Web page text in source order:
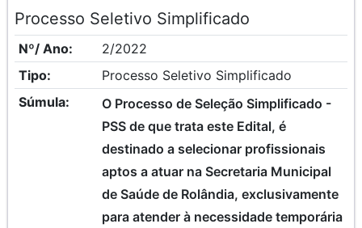
Processo Seletivo Simplificado
Nº/ Ano:
2/2022
Tipo:
Processo Seletivo Simplificado
Súmula:
O Processo de Seleção Simplificado -
PSS de que trata este Edital, é
destinado a selecionar profissionais
aptos a atuar na Secretaria Municipal
de Saúde de Rolândia, exclusivamente
para atender à necessidade temporária